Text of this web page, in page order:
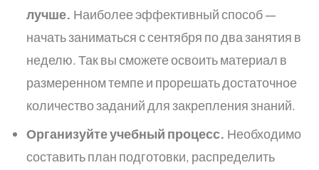
лучше. Наиболее эффективный способ —
начать заниматься с сентября по два занятия в
неделю. Так вы сможете освоить материал в
размеренном темпе и прорешать достаточное
количество заданий для закрепления знаний.
Организуйте учебный процесс. Необходимо
составить план подготовки, распределить